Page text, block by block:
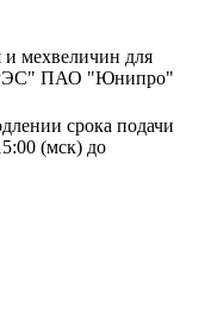
и мехвеличин для
ПАО "Юнипро"
срока подачи
(мск) до